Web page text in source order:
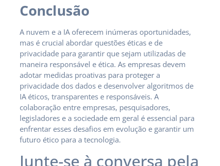
Conclusão
A nuvem e a IA oferecem inúmeras oportunidades,
mas é crucial abordar questões éticas e de
privacidade para garantir que sejam utilizadas de
maneira responsável e ética. As empresas devem
adotar medidas proativas para proteger a
privacidade dos dados e desenvolver algoritmos de
IA éticos, transparentes e responsáveis. A
colaboração entre empresas, pesquisadores,
legisladores e a sociedade em geral é essencial para
enfrentar esses desafios em evolução e garantir um
futuro ético para a tecnologia.
Junte-se à conversa pela